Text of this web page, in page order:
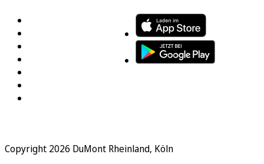
Copyright 2026 DuMont Rheinland, Köln